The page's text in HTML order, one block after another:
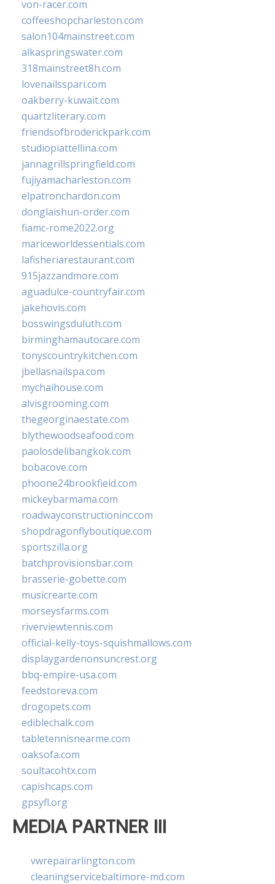
von-racer.com
coffeeshopcharleston.com
salon104mainstreet.com
alkaspringswater.com
318mainstreet8h.com
lovenailsspari.com
oakberry-kuwait.com
quartzliterary.com
friendsofbroderickpark.com
studiopiattellina.com
jannagrillspringfield.com
fujiyamacharleston.com
elpatronchardon.com
donglaishun-order.com
fiamc-rome2022.org
mariceworldessentials.com
lafisheriarestaurant.com
915jazzandmore.com
aguadulce-countryfair.com
jakehovis.com
bosswingsduluth.com
birminghamautocare.com
tonyscountrykitchen.com
jbellasnailspa.com
mychaihouse.com
alvisgrooming.com
thegeorginaestate.com
blythewoodseafood.com
paolosdelibangkok.com
bobacove.com
phoone24brookfield.com
mickeybarmama.com
roadwayconstructioninc.com
shopdragonflyboutique.com
sportszilla.org
batchprovisionsbar.com
brasserie-gobette.com
musicrearte.com
morseysfarms.com
riverviewtennis.com
official-kelly-toys-squishmallows.com
displaygardenonsuncrest.org
bbq-empire-usa.com
feedstoreva.com
drogopets.com
ediblechalk.com
tabletennisnearme.com
oaksofa.com
soultacohtx.com
capishcaps.com
gpsyfl.org
MEDIA PARTNER III
vwrepairarlington.com
cleaningservicebaltimore-md.com